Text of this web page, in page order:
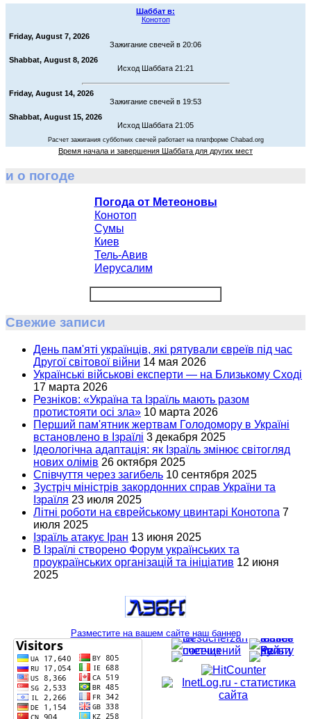
Шаббат в:
Конотоп
Friday, August 7, 2026
Зажигание свечей в 20:06
Shabbat, August 8, 2026
Исход Шаббата 21:21
Friday, August 14, 2026
Зажигание свечей в 19:53
Shabbat, August 15, 2026
Исход Шаббата 21:05
Расчет зажигания субботних свечей работает на платформе Chabad.org
Время начала и завершения Шаббата для других мест
и о погоде
Погода от Метеоновы
Конотоп
Сумы
Киев
Тель-Авив
Иерусалим
Свежие записи
День пам'яті українців, які рятували євреїв під час
Другої світової війни 14 мая 2026
Українські військові експерти — на Близькому Сході
17 марта 2026
Резніков: «Україна та Ізраїль мають разом
протистояти осі зла» 10 марта 2026
Перший пам'ятник жертвам Голодомору в Україні
встановлено в Ізраїлі 3 декабря 2025
Ідеологічна адаптація: як Ізраїль змінює світогляд
нових олімів 26 октября 2025
Співчуття через загибель 10 сентября 2025
Зустріч міністрів закордонних справ України та
Ізраїля 23 июля 2025
Літні роботи на єврейському цвинтарі Конотопа 7
июля 2025
Ізраїль атакує Іран 13 июня 2025
В Ізраїлі створено Форум українських та
проукраїнських організацій та ініціатив 12 июня
2025
Разместите на вашем сайте наш баннер